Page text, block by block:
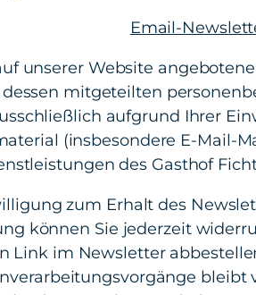
Email-
unserer Website
mitgeteilten
aufgrund Ihrer
(insbesondere E-Mail-
des Gasthof
zum Erhalt des
können Sie jederzeit
Link im Newsletter
bleibt